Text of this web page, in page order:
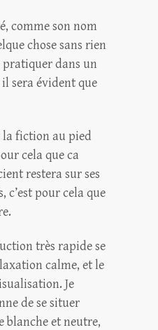
comme son nom
chose sans rien
dans un
sera évident que
la fiction au pied
cela que ca
restera sur ses
c’est pour cela que
très rapide se
calme, et le
Je
de se situer
blanche et neutre,